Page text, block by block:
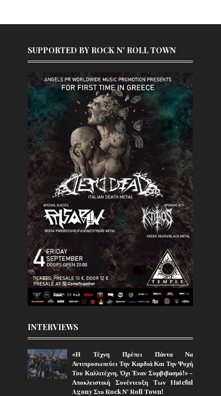
SUPPORTED BY ROCK N' ROLL TOWN
INTERVIEWS
«Η Τέχνη Πρέπει Πάντα Να
Αντιπροσωπεύει Την Καρδιά Και Την Ψυχή
Του Καλλιτέχνη, Όχι Έναν Συμβιβασμό!» -
Αποκλειστική Συνέντευξη Των Hateful
Agony Στο Rock N' Roll Town!